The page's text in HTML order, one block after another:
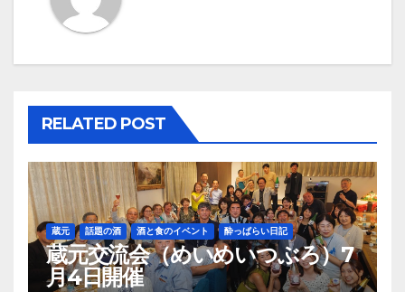
ゲ
ョ
ン
RELATED POST
蔵元 話題の酒 酒と食のイベント 酔っぱらい日記
蔵元交流会（めいめいつぶろ）7
月4日開催